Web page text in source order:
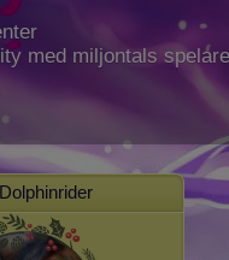
med miljontals